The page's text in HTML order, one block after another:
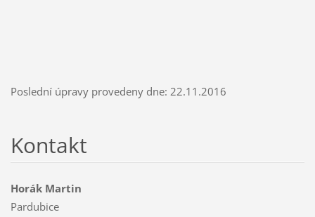
Poslední úpravy provedeny dne: 22.11.2016
Kontakt
Horák Martin
Pardubice